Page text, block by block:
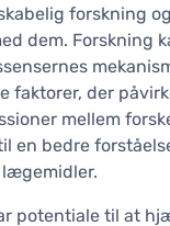
forskning
dem. Forskning
faktorer, der
mellem
en bedre
potentiale til at